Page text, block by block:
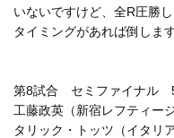
いないですけど、全R圧勝
タイミングがあれば倒します
第8試合 セミファイナル
工藤政英（新宿レフティー
タリック・トッツ（イタリ